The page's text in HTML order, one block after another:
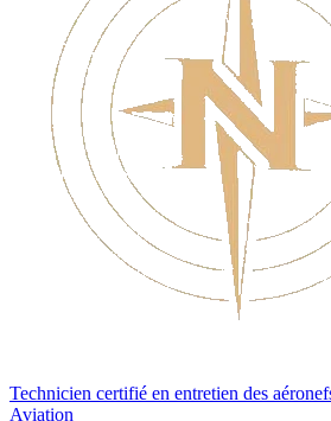
Technicien certifié en entretien des
Aviation